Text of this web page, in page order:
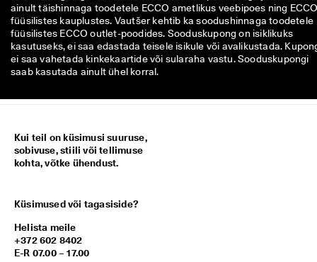
ainult täishinnaga toodetele ECCO ametlikus veebipoes ning
füüsilistes kauplustes. Vautšer kehtib ka soodushinnaga toodetele
füüsilistes ECCO outlet-poodides. Sooduskupong on isiklikuks
kasutuseks, ei saa edastada teisele isikule või avalikustada.
ei saa vahetada kinkekaartide või sularaha vastu. Sooduskupongi
saab kasutada ainult ühel korral.
Kui teil on küsimusi suuruse,
sobivuse, stiili või tellimuse
kohta, võtke ühendust.
Küsimused või tagasiside?
Helista meile
+372 602 8402
E-R 07.00 – 17.00